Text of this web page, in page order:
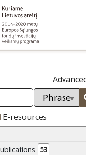
E-resources
53